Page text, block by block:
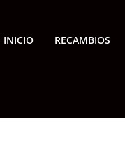
INICIO RECAMBIOS